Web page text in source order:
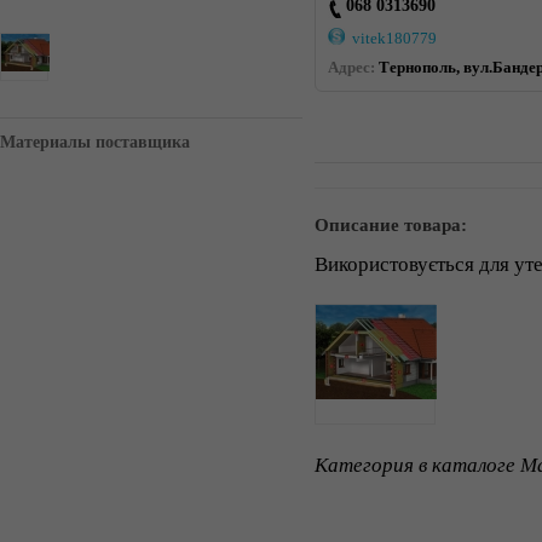
Материалы поставщика
068 0313690
vitek180779
Адрес: Тернополь,
Описание товара:
Використовується для
Категория в каталоге